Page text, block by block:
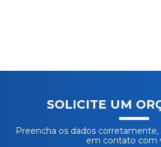
SOLICITE UM
Preencha os dados
em contato com